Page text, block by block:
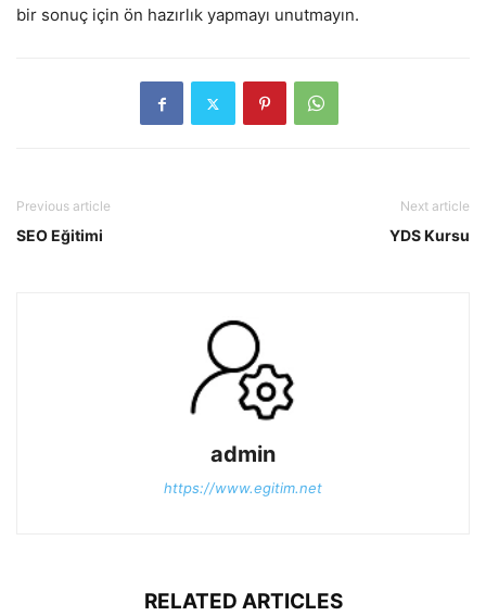
bir sonuç için ön hazırlık yapmayı unutmayın.
Previous article
SEO Eğitimi
Next article
YDS Kursu
admin
https://www.egitim.net
RELATED ARTICLES